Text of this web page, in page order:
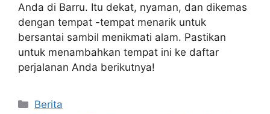
Anda di Barru. Itu dekat, nyaman, dan dikemas
dengan tempat -tempat menarik untuk
bersantai sambil menikmati alam. Pastikan
untuk menambahkan tempat ini ke daftar
perjalanan Anda berikutnya!
Kategori
Berita